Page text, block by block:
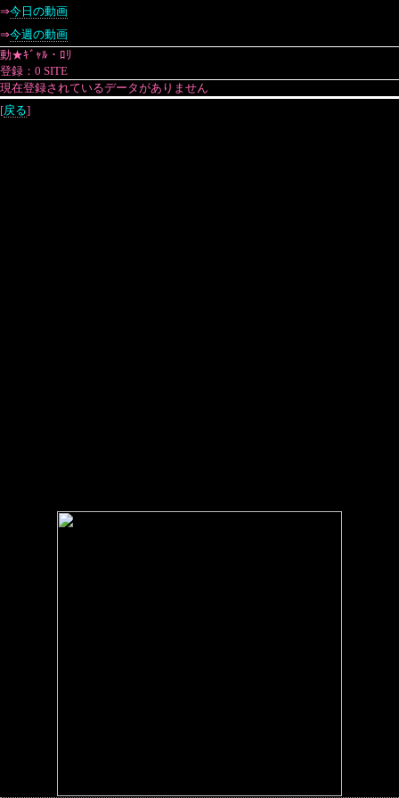
⇒今日の動画
⇒今週の動画
動★ｷﾞｬﾙ・ﾛﾘ
登録：0 SITE
現在登録されているデータがありません
[戻る]